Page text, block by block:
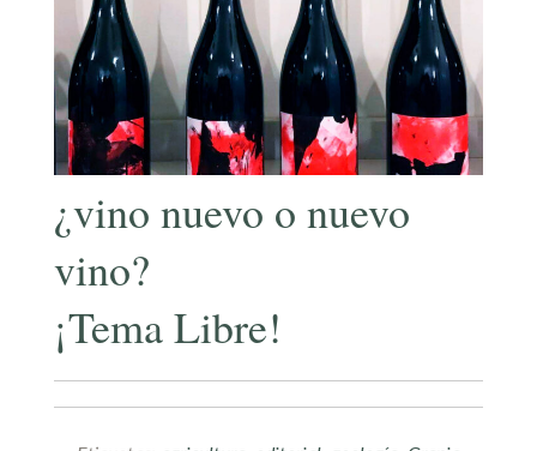
¿vino nuevo o nuevo
vino?
¡Tema Libre!